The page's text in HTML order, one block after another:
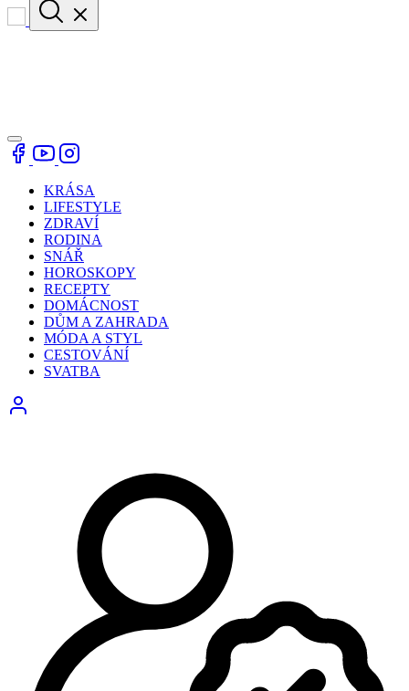
KRÁSA
LIFESTYLE
ZDRAVÍ
RODINA
SNÁŘ
HOROSKOPY
RECEPTY
DOMÁCNOST
DŮM A ZAHRADA
MÓDA A STYL
CESTOVÁNÍ
SVATBA